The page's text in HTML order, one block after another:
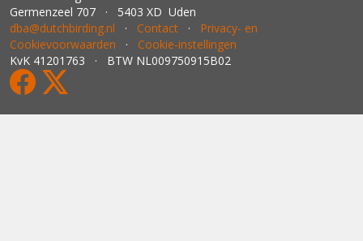
Germenzeel 707 · 5403 XD Uden
dba@dutchbirding.nl · Contact · Privacy- en
Cookievoorwaarden · Cookie-instellingen
KvK 41201763 · BTW NL009750915B02